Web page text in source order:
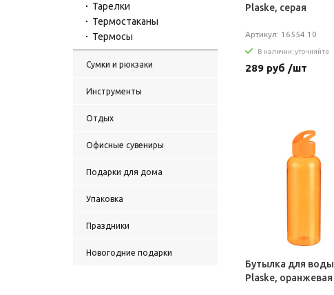
Тарелки
Термостаканы
Термосы
Сумки и рюкзаки
Инструменты
Отдых
Офисные сувениры
Подарки для дома
Упаковка
Праздники
Новогодние подарки
Plaske, серая
Артикул: 16554.10
В наличии: уточняйте
289 руб /шт
Бутылка для воды
Plaske, оранжевая